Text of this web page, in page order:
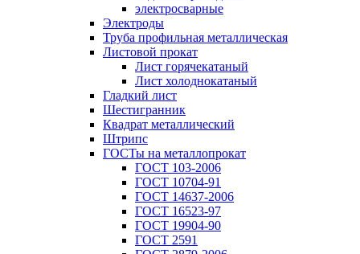
электросварные
Электроды
Труба профильная металлическая
Листовой прокат
Лист горячекатаный
Лист холоднокатаный
Гладкий лист
Шестигранник
Квадрат металлический
Штрипс
ГОСТы на металлопрокат
ГОСТ 103-2006
ГОСТ 10704-91
ГОСТ 14637-2006
ГОСТ 16523-97
ГОСТ 19904-90
ГОСТ 2591